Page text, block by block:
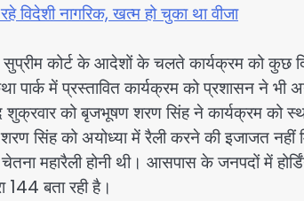
विदेशी नागरिक, खत्म हो चुका था वीजा
कोर्ट के आदेशों के चलते कार्यक्रम को कुछ
में प्रस्तावित कार्यक्रम को प्रशासन ने भी
को बृजभूषण शरण सिंह ने कार्यक्रम को
शरण सिंह को अयोध्या में रैली करने की इजाजत
महारैली होनी थी। आसपास के जनपदों में
144 बता रही है।